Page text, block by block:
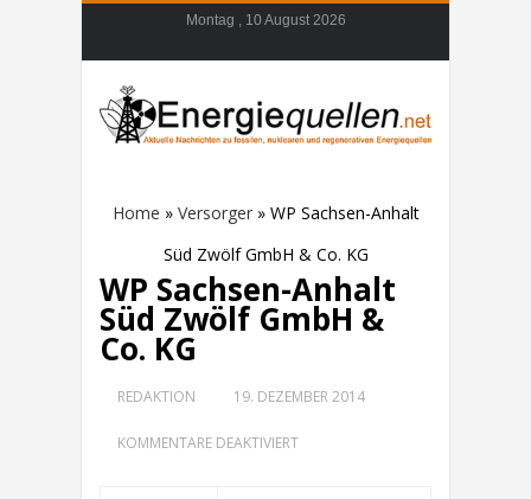
Montag , 10 August 2026
Home » Versorger» WP Sachsen-Anhalt
Süd Zwölf GmbH & Co. KG
WP Sachsen-Anhalt
Süd Zwölf GmbH &
Co. KG
REDAKTION 19. DEZEMBER 2014
KOMMENTARE DEAKTIVIERTFÜR